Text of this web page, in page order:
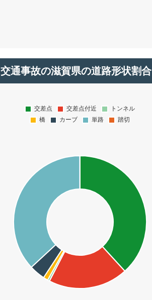
交通事故の滋賀県の道路形状割合